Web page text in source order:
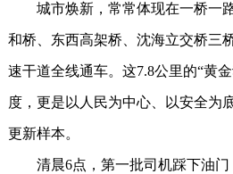
城市焕新，常常体现在一桥一路
和桥、东西高架桥、沈海立交桥三
速干道全线通车。这7.8公里的“黄
度，更是以人民为中心、以安全为
更新样本。
清晨6点，第一批司机踩下油门